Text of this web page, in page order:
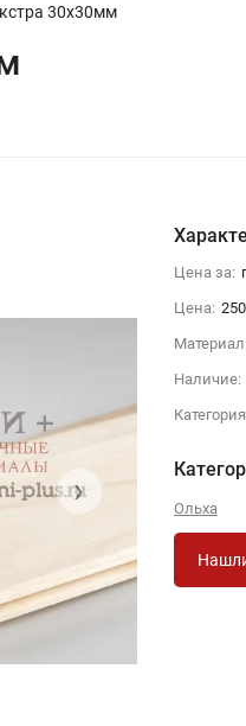
30х30мм
›
Цена за:
Цена: 250
Наличие:
Ольха